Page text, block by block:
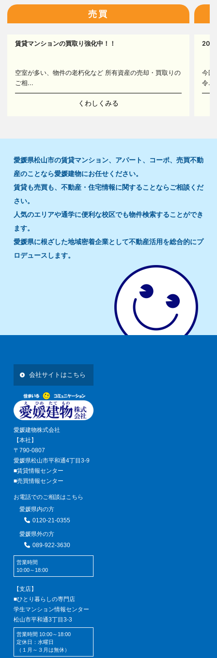
16
16
売買
賃貸マンションの買取り強化中！！
空室が多い、物件の老朽化など 所有資産の売却・買取りの
ご相...
くわしくみる
今回
令...
愛媛県松山市の賃貸マンション、アパート、コーポ、売買不動
産のことなら愛媛建物にお任せください。
賃貸も売買も、不動産・住宅情報に関することならご相談くだ
さい。
人気のエリアや通学に便利な校区でも物件検索することができ
ます。
愛媛県に根ざした地域密着企業として不動産活用を総合的にプ
ロデュースします。
会社サイトはこちら
愛媛建物株式会社
【本社】
〒790-0807
愛媛県松山市平和通4丁目3-9
■賃貸情報センター
■売買情報センター
お電話でのご相談はこちら
愛媛県内の方
0120-21-0355
愛媛県外の方
089-922-3630
営業時間
10:00～18:00
【支店】
■ひとり暮らしの専門店
学生マンション情報センター
松山市平和通3丁目3-3
営業時間 10:00～18:00
定休日：水曜日
（１月～３月は無休）